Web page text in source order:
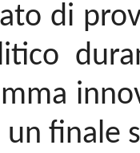
di
finale